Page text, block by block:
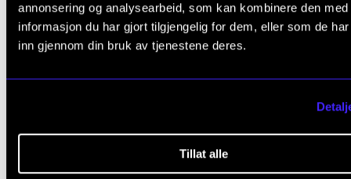
annonsering og analysearbeid, som kan kombinere den med
informasjon du har gjort tilgjengelig for dem, eller som de
inn gjennom din bruk av tjenestene deres.
Tillat alle
Strategier, planer og rapporter
Hvem gjør hva i administrasjonen
e
t
i
Hva er kunstnerisk utviklingsarbeid ved NMH?
Hva er pedagogisk utviklingsarbeid ved NMH?
Hva er praksisorientert musikkvitenskap ved NMH?